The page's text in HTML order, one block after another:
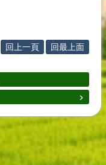
回上一頁 回最上面